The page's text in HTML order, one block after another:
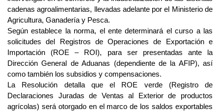
cadenas agroalimentarias, llevadas adelante por el Ministerio de
Agricultura, Ganadería y Pesca.
Según establece la norma, el ente determinará el curso a las
solicitudes del Registros de Operaciones de Exportación e
Importación (ROE – ROI), para ser presentadas ante la
Dirección General de Aduanas (dependiente de la AFIP), así
como también los subsidios y compensaciones.
La Resolución detalla que el ROE verde (Registro de
Declaraciones Juradas de Ventas al Exterior de productos
agrícolas) será otorgado en el marco de los saldos exportables